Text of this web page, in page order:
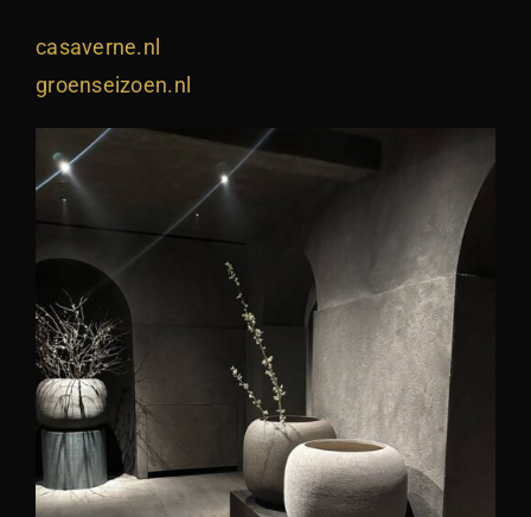
casaverne.nl
groenseizoen.nl